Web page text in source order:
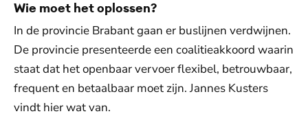
Wie moet het oplossen?
In de provincie Brabant gaan er buslijnen verdwijnen.
De provincie presenteerde een coalitieakkoord waarin
staat dat het openbaar vervoer flexibel, betrouwbaar,
frequent en betaalbaar moet zijn. Jannes Kusters
vindt hier wat van.